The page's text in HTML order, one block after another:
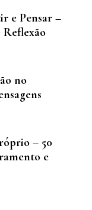
e Pensar –
Reflexão
no
– 50
e